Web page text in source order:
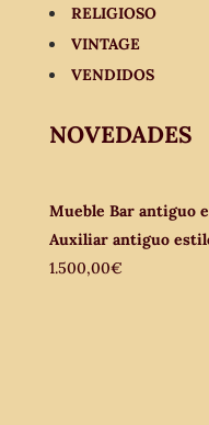
RELIGIOSO
VINTAGE
VENDIDOS
NOVEDADES
Mueble Bar antiguo
Auxiliar antiguo
1.500,00€